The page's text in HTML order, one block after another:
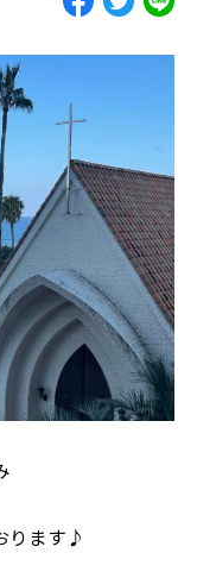
ります♪
タル
ー